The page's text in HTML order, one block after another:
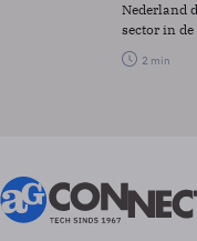
Nederland
sector in
2 min